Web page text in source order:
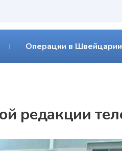
Операции в Швейцарии
редакции